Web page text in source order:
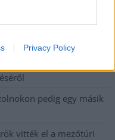
Privacy Policy
a június a
pedig egy másik
vitték el a mezőtúri